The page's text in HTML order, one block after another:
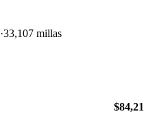
33,107 millas